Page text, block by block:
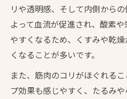
リや透明感、そして内側から
よって血流が促進され、酸素
やすくなるため、くすみや乾
くなることが多いです。
また、筋肉のコリがほぐれる
プ効果も感じやすく、たるみ